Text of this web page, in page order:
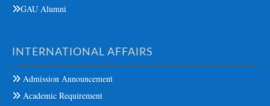
GAU Alumni
INTERNATIONAL AFFAIRS
Admission Announcement
Academic Requirement